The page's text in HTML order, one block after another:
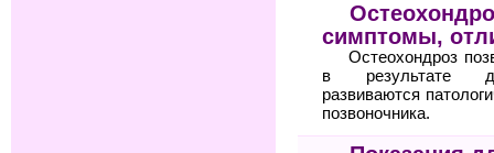
симптомы,
Остеохондроз
в результате
развиваются
позвоночника.